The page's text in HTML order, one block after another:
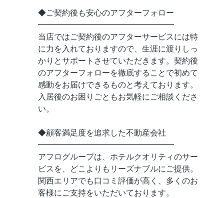
◆ご契約後も安心のアフターフォロー
━━━━━━━━━━━━━━━━━
当店ではご契約後のアフターサービスには特
に力を入れておりますので、生涯に渡りしっ
かりとサポートさせていただきます。契約後
のアフターフォローを徹底することで初めて
感動をお届けできるものと考えております。
入居後のお困りごともお気軽にご相談くださ
い。
◆顧客満足度を追求した不動産会社
━━━━━━━━━━━━━━━━━
アフログループは、ホテルクオリティのサー
ビスを、どこよりもリーズナブルにご提供。
関西エリアでも口コミ評価が高く、多くのお
客様にご支持をいただいております。